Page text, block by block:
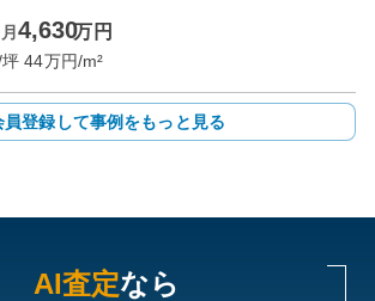
4,630万円
44万円/m²
員登録して事例をもっと見る
AI査定なら